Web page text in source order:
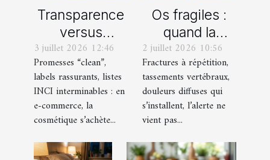
Transparence
versus
marketing : les
dessous des
compositions
cosmétiques
en e-
3 juillet 2026 12:46
Promesses “clean”,
labels rassurants, listes
INCI interminables : en
e-commerce, la
cosmétique s’achète...
Os fragiles :
quand la
génétique
rencontre
notre mode de
vie moderne
2 juillet 2026 10:56
Fractures à répétition,
tassements vertébraux,
douleurs diffuses qui
s’installent, l’alerte ne
vient pas...